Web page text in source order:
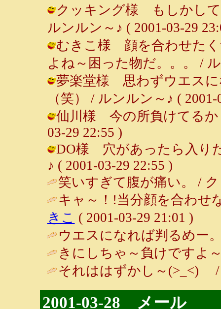
クッキング様 もしかして
ルンルン～♪ ( 2001-03-29
むきこ様 顔を合わせたく
よね～困った物だ。。。 /
夢楽堂様 思わずウエスに
（笑） / ルンルン～♪ ( 2001-
仙川様 今の所負けてるか
03-29 22:55 )
DO様 穴があったら入り
♪ ( 2001-03-29 22:55 )
笑いすぎて腹が痛い。 /
キャ～！!当分顔を合わせ
きこ ( 2001-03-29 21:01 )
ウエスになれば判るめー
きにしちゃ～負けですよ
それははずかし～(>_<)
2001-03-28 メール